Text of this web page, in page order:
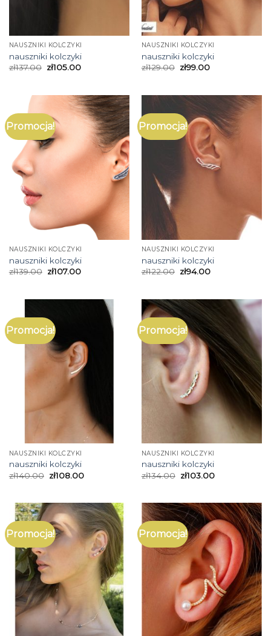
NAUSZNIKI KOLCZYKI
nauszniki kolczyki
zł137.00 zł105.00
NAUSZNIKI KOLCZYKI
nauszniki kolczyki
zł129.00 zł99.00
Promocja!
NAUSZNIKI KOLCZYKI
nauszniki kolczyki
zł139.00 zł107.00
Promocja!
NAUSZNIKI KOLCZYKI
nauszniki kolczyki
zł122.00 zł94.00
Promocja!
NAUSZNIKI KOLCZYKI
nauszniki kolczyki
zł140.00 zł108.00
Promocja!
NAUSZNIKI KOLCZYKI
nauszniki kolczyki
zł134.00 zł103.00
Promocja! Promocja!